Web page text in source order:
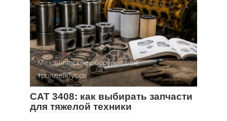
Механическое оборудование
троллейбусов
CAT 3408: как выбирать запчасти
для тяжелой техники